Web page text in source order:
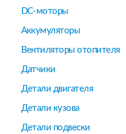
DC-моторы
Аккумуляторы
Вентиляторы отопителя
Датчики
Детали двигателя
Детали кузова
Детали подвески